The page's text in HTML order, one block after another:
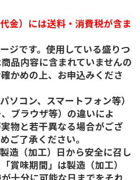
金）には送料・消費税が含ま
ジです。使用している盛りつ
品内容に含まれていませんの
かめの上、お申込みくださ
ソコン、スマートフォン等）
ブラウザ等）の違いによ
物と若干異なる場合がござ
ご了承ください。
造（加工）日から安全に召し
賞味期間」は製造（加工）